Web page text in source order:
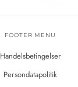
FOOTER MENU
Handelsbetingelser
Persondatapolitik